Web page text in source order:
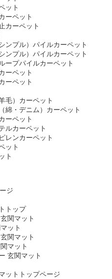
ット
ーペット
カーペット
ンプル）パイルカーペット
ンプル）パイルカーペット
ープパイルカーペット
ーペット
ーペット
毛）カーペット
綿・デニム）カーペット
ーペット
ルカーペット
レンカーペット
ット
ト
ジ
トップ
関マット
ット
関マット
マット
玄関マット
ットトップページ